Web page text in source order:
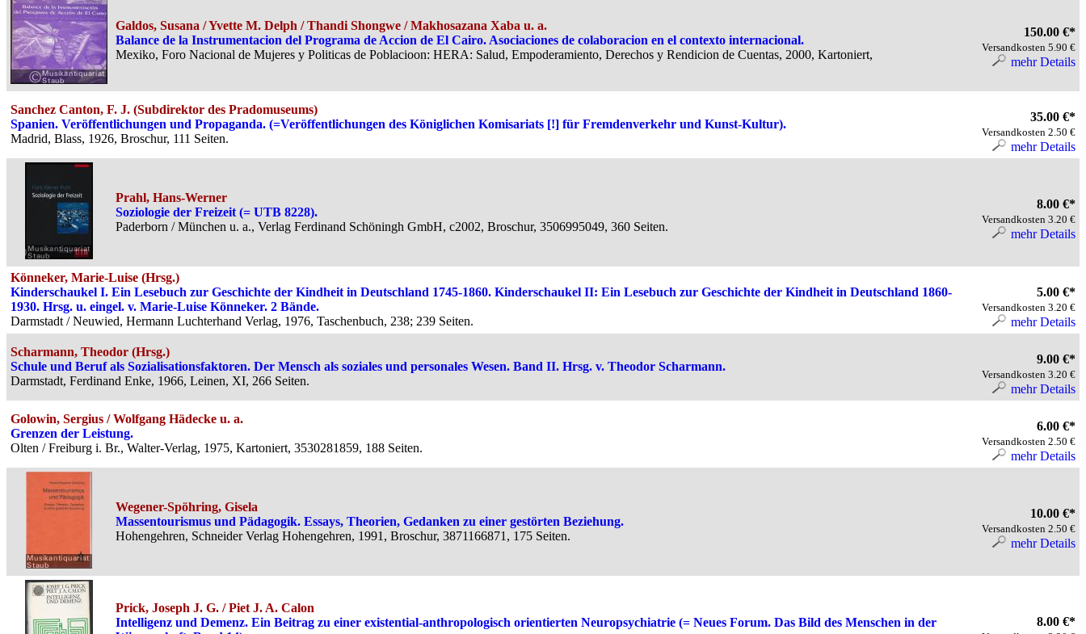
Galdos, Susana / Yvette M. Delph / Thandi Shongwe / Makhosazana Xaba u. a.
Balance de la Instrumentacion del Programa de Accion de El Cairo. Asociaciones de colaboracion en el contexto internacional.
Mexiko, Foro Nacional de Mujeres y Politicas de Poblacioon: HERA: Salud, Empoderamiento, Derechos y Rendicion de Cuentas, 2000, Kartoniert,
150.00 €*
Versandkosten 5.90 €
mehr Details
Sanchez Canton, F. J. (Subdirektor des Pradomuseums)
Spanien. Veröffentlichungen und Propaganda. (=Veröffentlichungen des Königlichen Komisariats [!] für Fremdenverkehr und Kunst-Kultur).
Madrid, Blass, 1926, Broschur, 111 Seiten.
35.00 €*
Versandkosten 2.50 €
mehr Details
Prahl, Hans-Werner
Soziologie der Freizeit (= UTB 8228).
Paderborn / München u. a., Verlag Ferdinand Schöningh GmbH, c2002, Broschur, 3506995049, 360 Seiten.
8.00 €*
Versandkosten 3.20 €
mehr Details
Könneker, Marie-Luise (Hrsg.)
Kinderschaukel I. Ein Lesebuch zur Geschichte der Kindheit in Deutschland 1745-1860. Kinderschaukel II: Ein Lesebuch zur Geschichte der Kindheit in Deutschland 1860-
1930. Hrsg. u. eingel. v. Marie-Luise Könneker. 2 Bände.
Darmstadt / Neuwied, Hermann Luchterhand Verlag, 1976, Taschenbuch, 238; 239 Seiten.
5.00 €*
Versandkosten 3.20 €
mehr Details
Scharmann, Theodor (Hrsg.)
Schule und Beruf als Sozialisationsfaktoren. Der Mensch als soziales und personales Wesen. Band II. Hrsg. v. Theodor Scharmann.
Darmstadt, Ferdinand Enke, 1966, Leinen, XI, 266 Seiten.
9.00 €*
Versandkosten 3.20 €
mehr Details
Golowin, Sergius / Wolfgang Hädecke u. a.
Grenzen der Leistung.
Olten / Freiburg i. Br., Walter-Verlag, 1975, Kartoniert, 3530281859, 188 Seiten.
6.00 €*
Versandkosten 2.50 €
mehr Details
Wegener-Spöhring, Gisela
Massentourismus und Pädagogik. Essays, Theorien, Gedanken zu einer gestörten Beziehung.
Hohengehren, Schneider Verlag Hohengehren, 1991, Broschur, 3871166871, 175 Seiten.
10.00 €*
Versandkosten 2.50 €
mehr Details
Prick, Joseph J. G. / Piet J. A. Calon
Intelligenz und Demenz. Ein Beitrag zu einer existential-anthropologisch orientierten Neuropsychiatrie (= Neues Forum. Das Bild des Menschen in der
8.00 €*